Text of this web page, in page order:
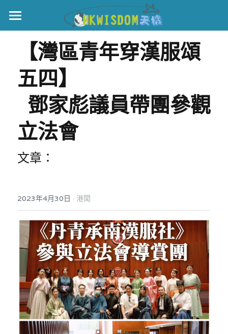
主頁
世界盃
伊美戰爭
黎智英案
正本清源•黎智英案
美西媒體謊言實錄
宏福火災
宏福‧革新
宏福火災正視聽
記錄．宏福苑火災
港聞
國際
娛樂
反華推手你要知
反華推手懶人包
民主派騙案十式
反華推手起底
KOL 專欄
林淑芳專欄
屈穎妍專欄
絕密法庭檔案
醫院口岸爆炸案
生活
【灣區青年穿漢服頌
五四】
立法會
文章：
2023年4月30日 · 港聞